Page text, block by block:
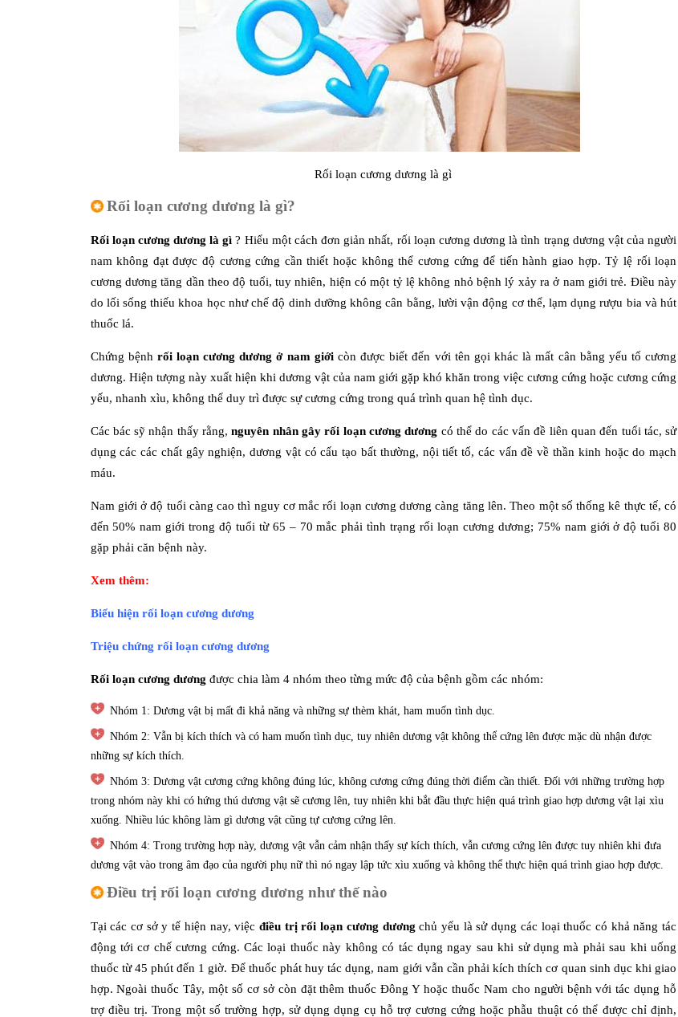
Rối loạn cương dương là gì
Rối loạn cương dương là gì?
Rối loạn cương dương là gì ? Hiểu một cách đơn giản nhất, rối loạn cương dương là tình trạng dương vật của người
nam không đạt được độ cương cứng cần thiết hoặc không thể cương cứng để tiến hành giao hợp. Tỷ lệ rối loạn
cương dương tăng dần theo độ tuổi, tuy nhiên, hiện có một tỷ lệ không nhỏ bệnh lý xảy ra ở nam giới trẻ. Điều này
do lối sống thiếu khoa học như chế độ dinh dưỡng không cân bằng, lười vận động cơ thể, lạm dụng rượu bia và hút
thuốc lá.
Chứng bệnh rối loạn cương dương ở nam giớicòn được biết đến với tên gọi khác là mất cân bằng yếu tố cương
dương. Hiện tượng này xuất hiện khi dương vật của nam giới gặp khó khăn trong việc cương cứng hoặc cương cứng
yếu, nhanh xìu, không thể duy trì được sự cương cứng trong quá trình quan hệ tình dục.
Các bác sỹ nhận thấy rằng,nguyên nhân gây rối loạn cương dương có thể do các vấn đề liên quan đến tuổi tác, sử
dụng các các chất gây nghiện, dương vật có cấu tạo bất thường, nội tiết tố, các vấn đề về thần kinh hoặc do mạch
máu.
Nam giới ở độ tuổi càng cao thì nguy cơ mắc rối loạn cương dương càng tăng lên. Theo một số thống kê thực tế, có
đến 50% nam giới trong độ tuổi từ 65 – 70 mắc phải tình trạng rối loạn cương dương; 75% nam giới ở độ tuổi 80
gặp phải căn bệnh này.
Xem thêm:
Biểu hiện rối loạn cương dương
Triệu chứng rối loạn cương dương
Rối loạn cương dương được chia làm 4 nhóm theo từng mức độ của bệnh gồm các nhóm:
Nhóm 1: Dương vật bị mất đi khả năng và những sự thèm khát, ham muốn tình dục.
Nhóm 2: Vẫn bị kích thích và có ham muốn tình dục, tuy nhiên dương vật không thể cứng lên được mặc dù nhận được
những sự kích thích.
Nhóm 3: Dương vật cương cứng không đúng lúc, không cương cứng đúng thời điểm cần thiết. Đối với những trường hợp
trong nhóm này khi có hứng thú dương vật sẽ cương lên, tuy nhiên khi bắt đầu thực hiện quá trình giao hợp dương vật lại xìu
xuống. Nhiều lúc không làm gì dương vật cũng tự cương cứng lên.
Nhóm 4: Trong trường hợp này, dương vật vẫn cảm nhận thấy sự kích thích, vẫn cương cứng lên được tuy nhiên khi đưa
dương vật vào trong âm đạo của người phụ nữ thì nó ngay lập tức xìu xuống và không thể thực hiện quá trình giao hợp được.
Điều trị rối loạn cương dương như thế nào
Tại các cơ sở y tế hiện nay, việc điều trị rối loạn cương dương chủ yếu là sử dụng các loại thuốc có khả năng tác
động tới cơ chế cương cứng. Các loại thuốc này không có tác dụng ngay sau khi sử dụng mà phải sau khi uống
thuốc từ 45 phút đến 1 giờ. Để thuốc phát huy tác dụng, nam giới vẫn cần phải kích thích cơ quan sinh dục khi giao
hợp. Ngoài thuốc Tây, một số cơ sở còn đặt thêm thuốc Đông Y hoặc thuốc Nam cho người bệnh với tác dụng hỗ
trợ điều trị. Trong một số trường hợp, sử dụng dụng cụ hỗ trợ cương cứng hoặc phẫu thuật có thể được chỉ định,